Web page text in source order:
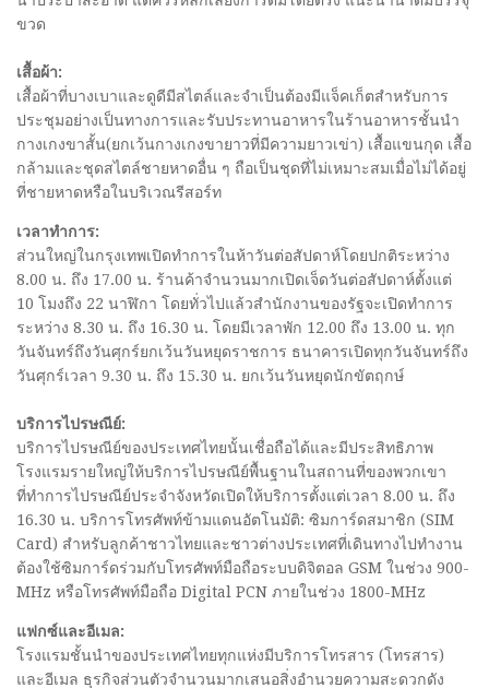
ขวด
เสื้อผ้า:
เสื้อผ้าที่บางเบาและดูดีมีสไตล์และจำเป็นต้องมีแจ็คเก็ตสำหรับการ
ประชุมอย่างเป็นทางการและรับประทานอาหารในร้านอาหารชั้นนำ
กางเกงขาสั้น(ยกเว้นกางเกงขายาวที่มีความยาวเข่า) เสื้อแขนกุด เสื้อ
กล้ามและชุดสไตล์ชายหาดอื่น ๆ ถือเป็นชุดที่ไม่เหมาะสมเมื่อไม่ได้อยู่
ที่ชายหาดหรือในบริเวณรีสอร์ท
เวลาทำการ:
ส่วนใหญ่ในกรุงเทพเปิดทำการในห้าวันต่อสัปดาห์โดยปกติระหว่าง
8.00 น. ถึง 17.00 น. ร้านค้าจำนวนมากเปิดเจ็ดวันต่อสัปดาห์ตั้งแต่
10 โมงถึง 22 นาฬิกา โดยทั่วไปแล้วสำนักงานของรัฐจะเปิดทำการ
ระหว่าง 8.30 น. ถึง 16.30 น. โดยมีเวลาพัก 12.00 ถึง 13.00 น. ทุก
วันจันทร์ถึงวันศุกร์ยกเว้นวันหยุดราชการ ธนาคารเปิดทุกวันจันทร์ถึง
วันศุกร์เวลา 9.30 น. ถึง 15.30 น. ยกเว้นวันหยุดนักขัตฤกษ์
บริการไปรษณีย์:
บริการไปรษณีย์ของประเทศไทยนั้นเชื่อถือได้และมีประสิทธิภาพ
โรงแรมรายใหญ่ให้บริการไปรษณีย์พื้นฐานในสถานที่ของพวกเขา
ที่ทำการไปรษณีย์ประจำจังหวัดเปิดให้บริการตั้งแต่เวลา 8.00 น. ถึง
16.30 น. บริการโทรศัพท์ข้ามแดนอัตโนมัติ: ซิมการ์ดสมาชิก (SIM
Card) สำหรับลูกค้าชาวไทยและชาวต่างประเทศที่เดินทางไปทำงาน
ต้องใช้ซิมการ์ดร่วมกับโทรศัพท์มือถือระบบดิจิตอล GSM ในช่วง 900-
MHz หรือโทรศัพท์มือถือ Digital PCN ภายในช่วง 1800-MHz
แฟกซ์และอีเมล:
โรงแรมชั้นนำของประเทศไทยทุกแห่งมีบริการโทรสาร (โทรสาร)
และอีเมล ธุรกิจส่วนตัวจำนวนมากเสนอสิ่งอำนวยความสะดวกดัง